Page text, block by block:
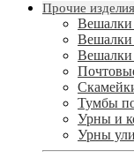
Прочие изделия
Вешалки
Вешалки
Вешалки
Тумбы
Урны и
Урны